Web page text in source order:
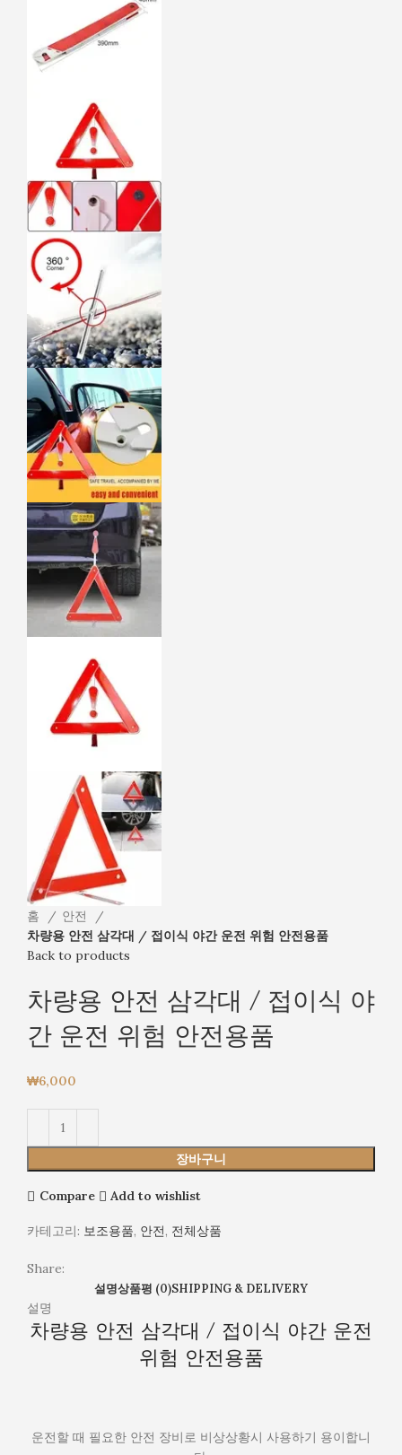
홈
안전
차량용 안전 삼각대 / 접이식 야간 운전 위험 안전용품
Back to products
차량용 안전 삼각대 / 접이식 야
간 운전 위험 안전용품
₩6,000
장바구니
Compare Add to wishlist
카테고리: 보조용품, 안전, 전체상품
Share:
설명상품평 (0)SHIPPING & DELIVERY
설명
차량용 안전 삼각대 / 접이식 야간 운전
위험 안전용품
운전할 때 필요한 안전 장비로 비상상황시 사용하기 용이합니